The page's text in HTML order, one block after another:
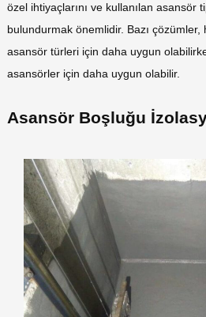
özel ihtiyaçlarını ve kullanılan asansör
bulundurmak önemlidir. Bazı
asansör türleri için daha uygun
asansörler için daha uygun olabilir.
Asansör Boşluğu